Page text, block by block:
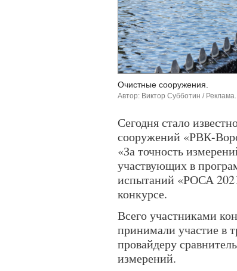
Очистные сооружения.
Автор: Виктор Субботин / Реклама.
Сегодня стало
сооружений «РВК-
«За точность
участвующих в
испытаний «РОСА
конкурсе.
Всего участниками
принимали участие в
провайдеру
измерений.